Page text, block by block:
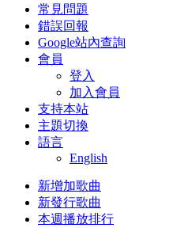
常見問題
錯誤回報
Google站內查詢
會員
登入
加入會員
支持本站
主題切換
語言
English
新增加歌曲
新發行歌曲
本週播放排行